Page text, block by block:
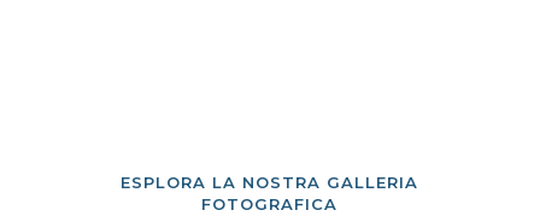
ESPLORA LA NOSTRA GALLERIA
FOTOGRAFICA